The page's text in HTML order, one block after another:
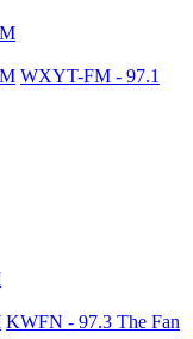
WXYT-FM - 97.1
KWFN - 97.3 The Fan